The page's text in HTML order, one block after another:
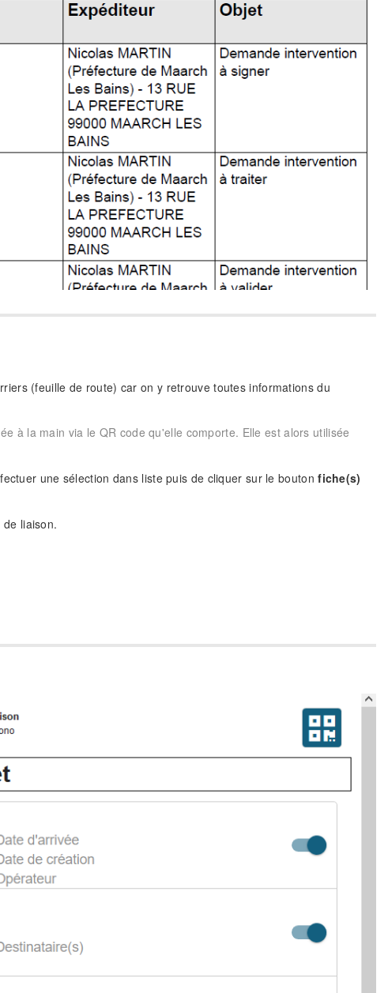
(feuille de route) car on y retrouve toutes informations du
à la main via le QR code qu'elle comporte. Elle est alors utilisée
une sélection dans liste puis de cliquer sur le boutonfiche(s)
liaison.